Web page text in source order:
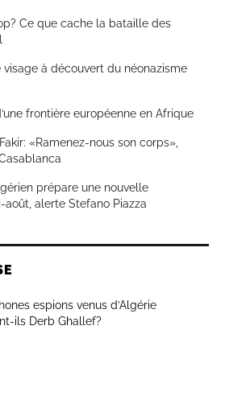
Ce que cache la bataille des
à découvert du néonazisme
frontière européenne en Afrique
«Ramenez-nous son corps»,
prépare une nouvelle
alerte Stefano Piazza
espions venus d’Algérie
ils Derb Ghallef?